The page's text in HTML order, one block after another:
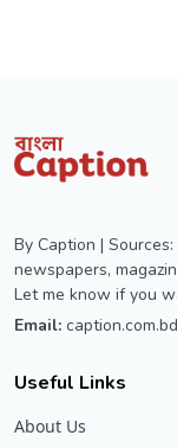
By Caption |
newspapers,
Let me know if you
Email:
Useful Links
About Us